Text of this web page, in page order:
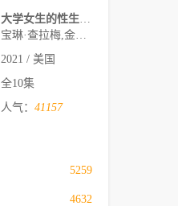
2021 / 美国
全10集
人气：41157
5259
4632